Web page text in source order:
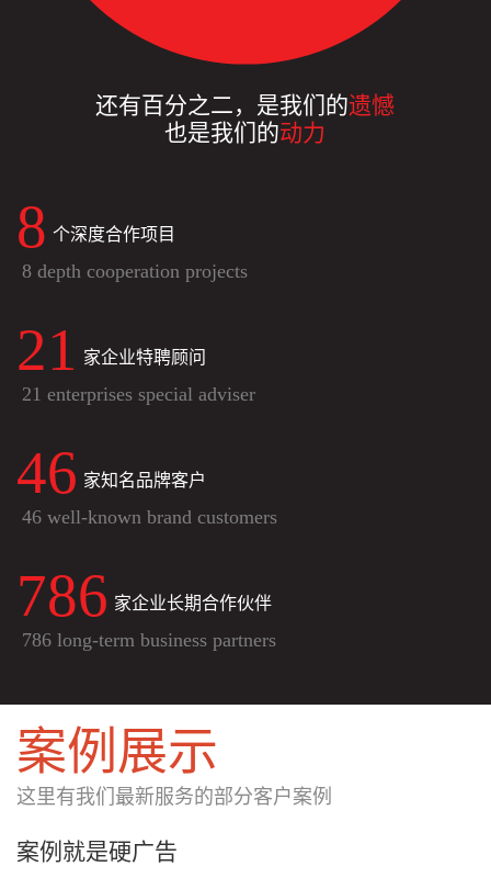
还有百分之二，是我们的遗憾
也是我们的动力
8 个深度合作项目
8 depth cooperation projects
21 家企业特聘顾问
21 enterprises special adviser
46 家知名品牌客户
46 well-known brand customers
786 家企业长期合作伙伴
786 long-term business partners
案例展示
这里有我们最新服务的部分客户案例
案例就是硬广告